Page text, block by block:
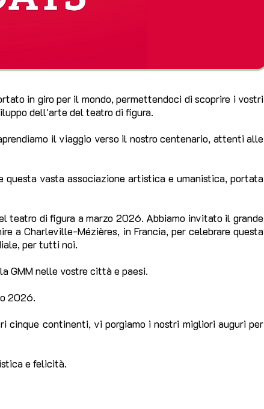
in giro per il mondo, permettendoci di scoprire i vostri
dell'arte del teatro di figura.
il viaggio verso il nostro centenario, attenti alle
vasta associazione artistica e umanistica, portata
teatro di figura a marzo 2026. Abbiamo invitato il grande
a Charleville-Mézières, in Francia, per celebrare questa
per tutti noi.
GMM nelle vostre città e paesi.
2026.
continenti, vi porgiamo i nostri migliori auguri per
e felicità.